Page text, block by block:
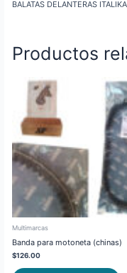
BALATAS DELANTERAS
Productos
Multimarcas
Banda para motoneta (chinas)
$126.00